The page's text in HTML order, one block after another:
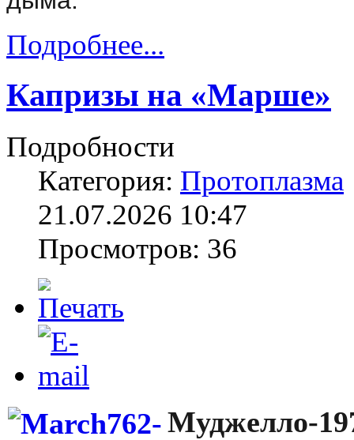
Подробнее...
Капризы на «Марше»
Подробности
Категория: Протоплазма
21.07.2026 10:47
Просмотров: 36
Муджелло-